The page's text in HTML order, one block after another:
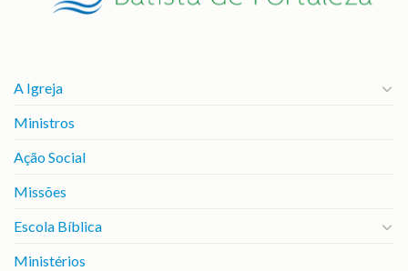
A Igreja
Ministros
Ação Social
Missões
Escola Bíblica
Ministérios